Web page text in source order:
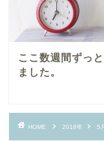
ここ数週間ずっ
ました。
HOME 2018年 5月